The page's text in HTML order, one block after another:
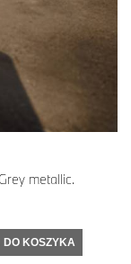
metallic.
DO KOSZYKA